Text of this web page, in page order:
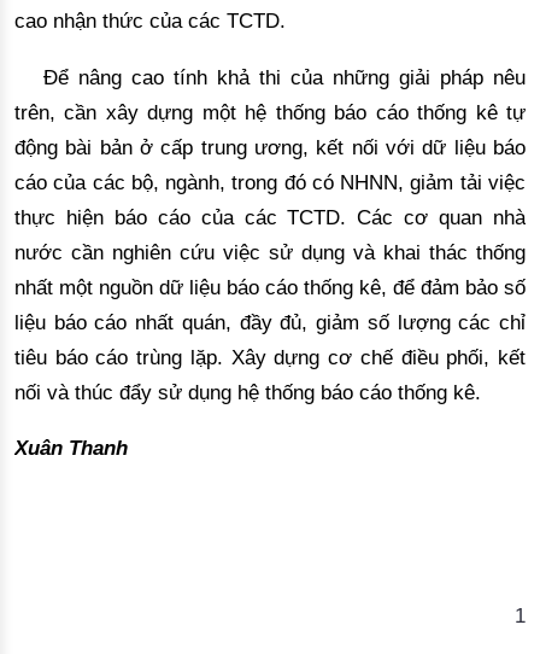
cao nhận thức của các TCTD.
Để nâng cao tính khả thi của những giải pháp nêu
trên, cần xây dựng một hệ thống báo cáo thống kê tự
động bài bản ở cấp trung ương, kết nối với dữ liệu báo
cáo của các bộ, ngành, trong đó có NHNN, giảm tải việc
thực hiện báo cáo của các TCTD. Các cơ quan nhà
nước cần nghiên cứu việc sử dụng và khai thác thống
nhất một nguồn dữ liệu báo cáo thống kê, để đảm bảo số
liệu báo cáo nhất quán, đầy đủ, giảm số lượng các chỉ
tiêu báo cáo trùng lặp. Xây dựng cơ chế điều phối, kết
nối và thúc đẩy sử dụng hệ thống báo cáo thống kê.
Xuân Thanh
1